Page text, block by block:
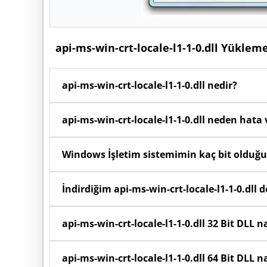
api-ms-win-crt-locale-l1-1-0.dll
api-ms-win-crt-locale-l1-1-0.dll nedir?
olarak ihtiyaç duyduğu kodları, fonksiyonları ve
sistem dosyasıdır.
api-ms-win-crt-locale-l1-1-0.dll neden hata
koruma programları tarafından silinmişse
hatasıalırsınız.
Windows İşletim sistemimin kaç bit
olduğunu görebilirsiniz.
İndirdiğim api-ms-win-crt-locale-l1-1-0.dll
menüden "Buraya Ayıkla" (Extract Here)
açabilirsiniz.
api-ms-win-crt-locale-l1-1-0.dll 32 Bit DLL
C:\Windows\System32 klasörüne yükleyiniz.
api-ms-win-crt-locale-l1-1-0.dll 64 Bit DLL